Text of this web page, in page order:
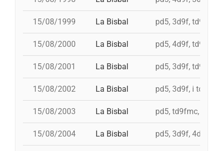
15/08/1999 La Bisbal pd5, 3d9f, td9fm, i
15/08/2000 La Bisbal pd5, 4d9f, td9fm,
15/08/2001 La Bisbal pd5, 3d9f, td9fm,
15/08/2002 La Bisbal pd5, 3d9f, i td9fm,
15/08/2003 La Bisbal pd5, td9fmc, i
15/08/2004 La Bisbal pd5, 3d9f, 4d9f,